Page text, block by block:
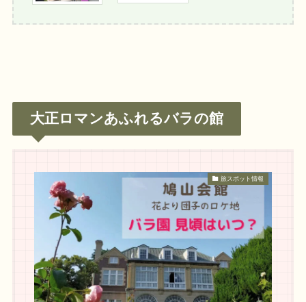
大正ロマンあふれるバラの館
旅スポット情報